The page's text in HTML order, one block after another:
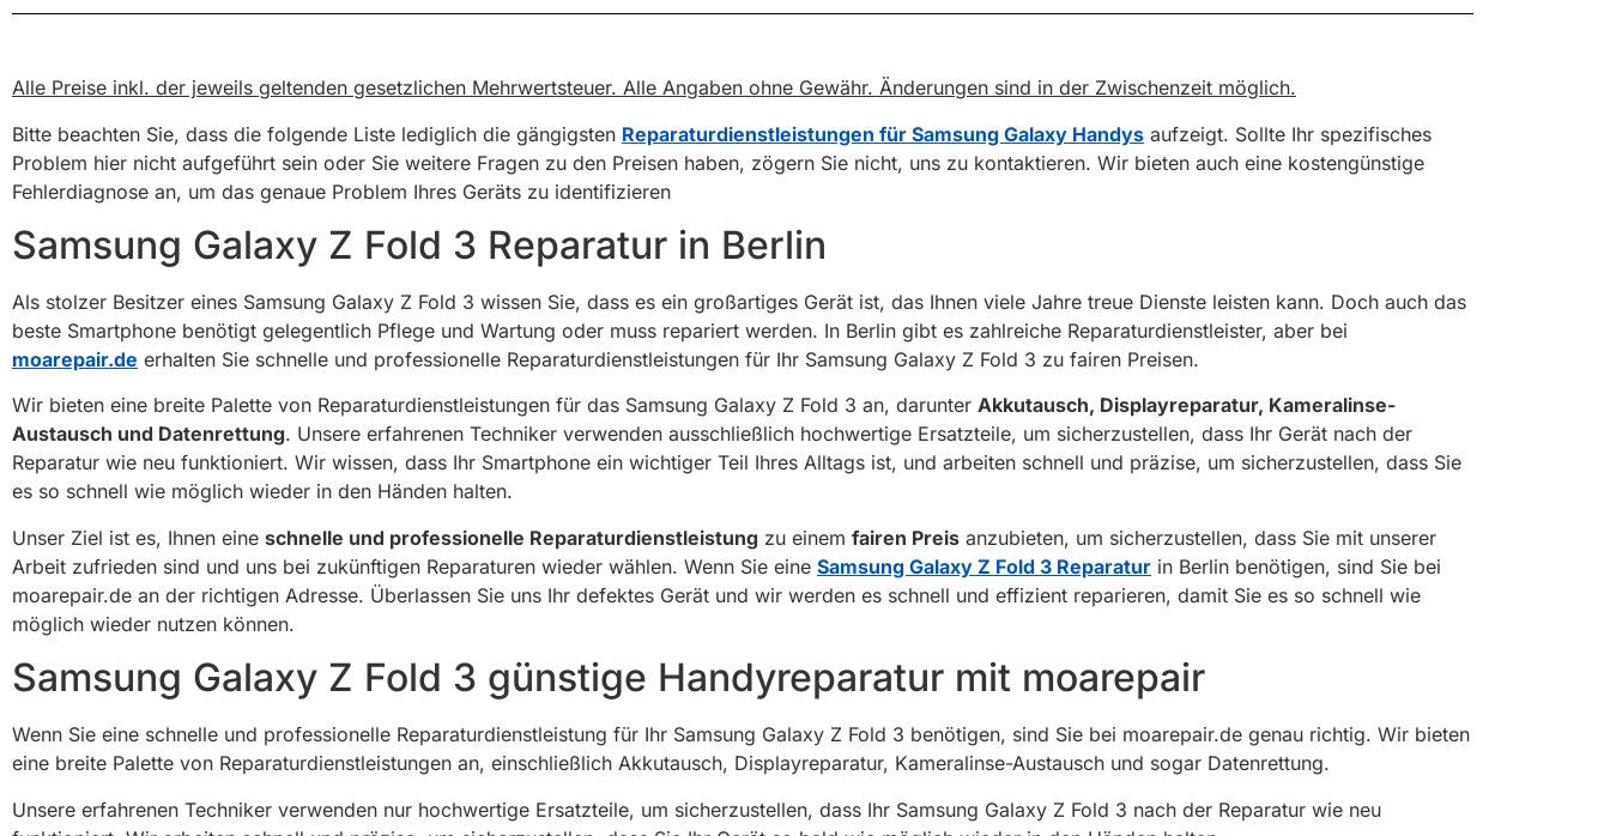
Alle Preise inkl. der jeweils geltenden gesetzlichen Mehrwertsteuer. Alle Angaben ohne Gewähr. Änderungen sind in der Zwischenzeit möglich.
Bitte beachten Sie, dass die folgende Liste lediglich die gängigsten Reparaturdienstleistungen für Samsung Galaxy Handys aufzeigt. Sollte Ihr spezifisches
Problem hier nicht aufgeführt sein oder Sie weitere Fragen zu den Preisen haben, zögern Sie nicht, uns zu kontaktieren. Wir bieten auch eine kostengünstige
Fehlerdiagnose an, um das genaue Problem Ihres Geräts zu identifizieren
Samsung Galaxy Z Fold 3 Reparatur in Berlin
Als stolzer Besitzer eines Samsung Galaxy Z Fold 3 wissen Sie, dass es ein großartiges Gerät ist, das Ihnen viele Jahre treue Dienste leisten kann. Doch auch das
beste Smartphone benötigt gelegentlich Pflege und Wartung oder muss repariert werden. In Berlin gibt es zahlreiche Reparaturdienstleister, aber bei
moarepair.de erhalten Sie schnelle und professionelle Reparaturdienstleistungen für Ihr Samsung Galaxy Z Fold 3 zu fairen Preisen.
Wir bieten eine breite Palette von Reparaturdienstleistungen für das Samsung Galaxy Z Fold 3 an, darunter Akkutausch, Displayreparatur, Kameralinse-
Austausch und Datenrettung. Unsere erfahrenen Techniker verwenden ausschließlich hochwertige Ersatzteile, um sicherzustellen, dass Ihr Gerät nach der
Reparatur wie neu funktioniert. Wir wissen, dass Ihr Smartphone ein wichtiger Teil Ihres Alltags ist, und arbeiten schnell und präzise, um sicherzustellen, dass Sie
es so schnell wie möglich wieder in den Händen halten.
Unser Ziel ist es, Ihnen eine schnelle und professionelle Reparaturdienstleistung zu einem fairen Preis anzubieten, um sicherzustellen, dass Sie mit unserer
Arbeit zufrieden sind und uns bei zukünftigen Reparaturen wieder wählen. Wenn Sie eine Samsung Galaxy Z Fold 3 Reparatur in Berlin benötigen, sind Sie bei
moarepair.de an der richtigen Adresse. Überlassen Sie uns Ihr defektes Gerät und wir werden es schnell und effizient reparieren, damit Sie es so schnell wie
möglich wieder nutzen können.
Samsung Galaxy Z Fold 3 günstige Handyreparatur mit moarepair
Wenn Sie eine schnelle und professionelle Reparaturdienstleistung für Ihr Samsung Galaxy Z Fold 3 benötigen, sind Sie bei moarepair.de genau richtig. Wir bieten
eine breite Palette von Reparaturdienstleistungen an, einschließlich Akkutausch, Displayreparatur, Kameralinse-Austausch und sogar Datenrettung.
Unsere erfahrenen Techniker verwenden nur hochwertige Ersatzteile, um sicherzustellen, dass Ihr Samsung Galaxy Z Fold 3 nach der Reparatur wie neu